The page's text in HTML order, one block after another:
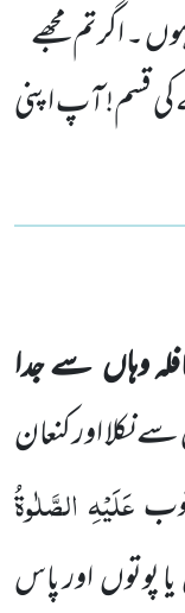
۔ اگرتم مجھے
کی قسم! آپ اپنی
وہاںسے جدا
نکلا اور کنعان
عَلَیْہِ الصَّلٰوۃُ
یا پوتوںاور پاس